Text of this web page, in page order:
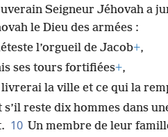
Seigneur Jéhovah a
le Dieu des armées :
l’orgueil de Jacob+,
ses tours fortifiées+,
livrerai la ville et ce qui la
s’il reste dix hommes dans
10 Un membre de leur